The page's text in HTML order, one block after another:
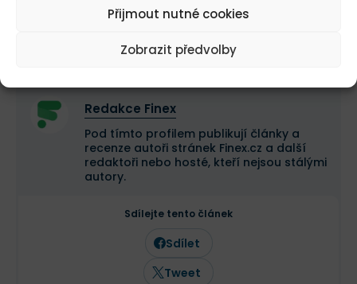
Přijmout nutné cookies
Zobrazit předvolby
0
0
Redakce Finex
Pod tímto profilem publikují články a
recenze autoři stránek Finex.cz a další
redaktoři nebo hosté, kteří nejsou stálými
autory.
Sdílejte tento článek
Sdílet
Tweet